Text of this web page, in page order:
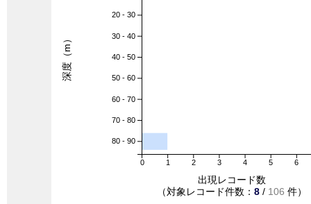
0 1 2 3 4 5 6
20 - 30
30 - 40
40 - 50
50 - 60
60 - 70
70 - 80
80 - 90
出現レコード数
（対象レコード件数： 8 / 106 件）
深度（m）